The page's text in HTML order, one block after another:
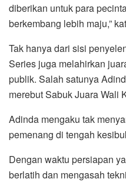
diberikan untuk para
berkembang lebih maju,”
Tak hanya dari sisi
Series juga melahirkan
publik. Salah satunya
merebut Sabuk Juara Wali
Adinda mengaku tak
pemenang di tengah
Dengan waktu persiapan
berlatih dan mengasah